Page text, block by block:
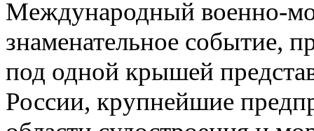
Международный военно-
знаменательное событие,
под одной крышей
России, крупнейшие